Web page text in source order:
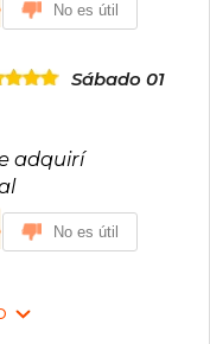
No es útil
Sábado 01
adquirí
No es útil